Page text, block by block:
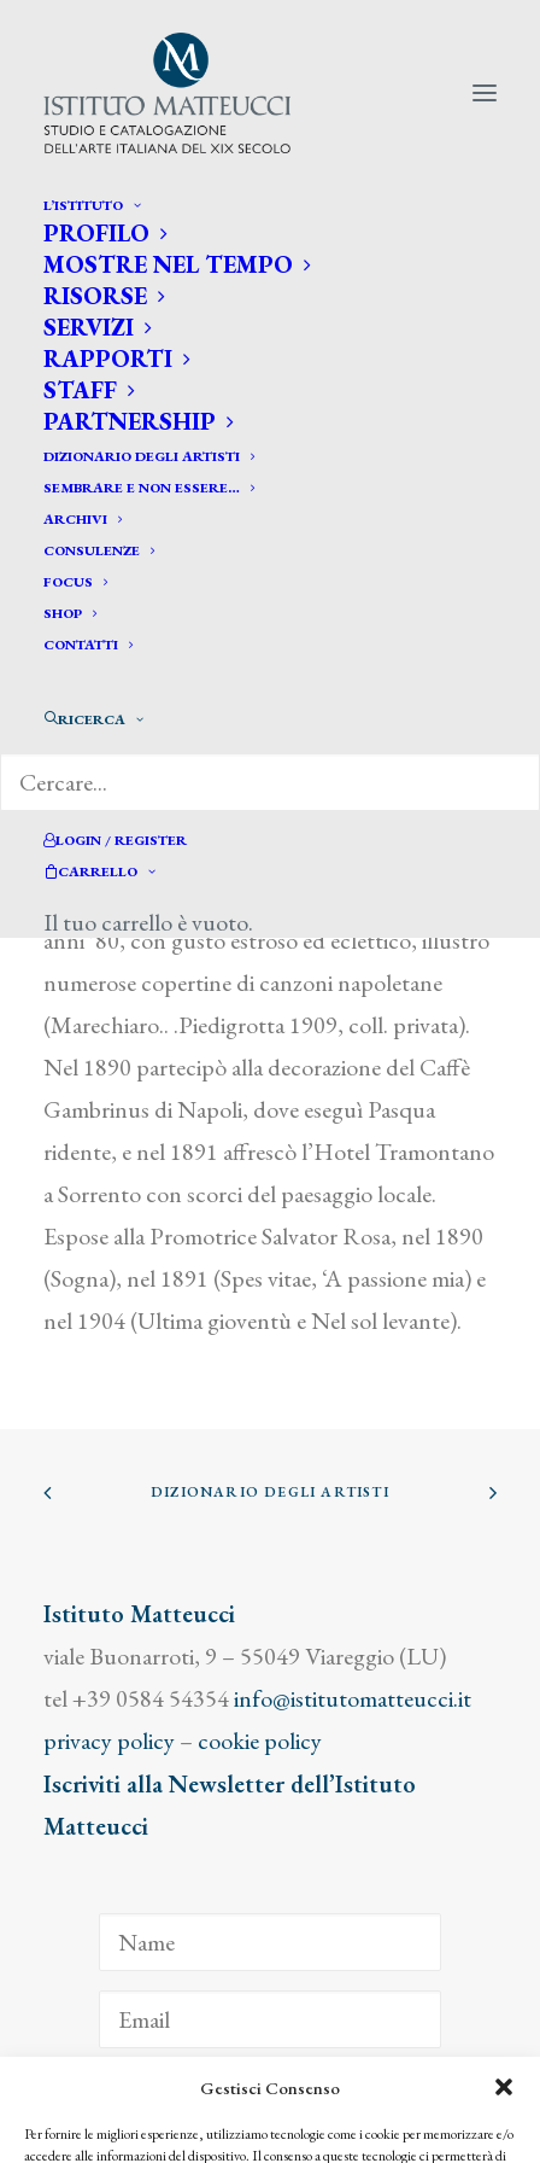
Gestisci Consenso
Per fornire le migliori esperienze, utilizziamo tecnologie come i cookie per memorizzare e/o
accedere alle informazioni del dispositivo. Il consenso a queste tecnologie ci permetterà di
L’ISTITUTO
PROFILO
MOSTRE NEL TEMPO
RISORSE
SERVIZI
RAPPORTI
STAFF
PARTNERSHIP
DIZIONARIO DEGLI ARTISTI
SEMBRARE E NON ESSERE…
ARCHIVI
CONSULENZE
FOCUS
SHOP
CONTATTI
RICERCA
LOGIN / REGISTER
CARRELLO
Il tuo carrello è vuoto.
CERCA TRA GLI ARTISTI:
Search
for:
De Curtis Giovan Battista *
DE CURTIS GIOVAN BATTISTA
Figlio di Giuseppe, professore onorario
irrequieto fu avviato alla pittura dal padre, ma
anni ’80, con gusto estroso ed eclettico, illustrò
numerose copertine di canzoni napoletane
(Marechiaro.. .Piedigrotta 1909, coll. privata).
Nel 1890 partecipò alla decorazione del Caffè
Gambrinus di Napoli, dove eseguì Pasqua
ridente, e nel 1891 affrescò l’Hotel Tramontano
a Sorrento con scorci del paesaggio locale.
Espose alla Promotrice Salvator Rosa, nel 1890
(Sogna), nel 1891 (Spes vitae, ‘A passione mia) e
nel 1904 (Ultima gioventù e Nel sol levante).
DIZIONARIO DEGLI ARTISTI
Istituto Matteucci
viale Buonarroti, 9 – 55049 Viareggio (LU)
tel +39 0584 54354info@istitutomatteucci.it
privacy policy– cookie policy
Iscriviti alla Newsletter dell’Istituto
Matteucci
ISCRIVITI